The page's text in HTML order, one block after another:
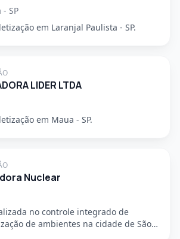
SP
em Laranjal Paulista - SP.
LIDER LTDA
em Maua - SP.
Nuclear
no controle integrado de
de ambientes na cidade de São